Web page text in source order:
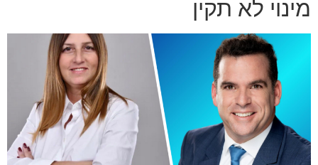
מינוי לא תקין